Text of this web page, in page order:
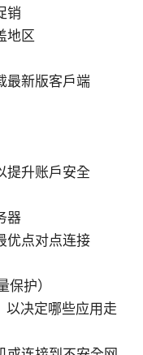
销
地区
最新版客户端
提升账户安全
器
优点对点连接
护）
决定哪些应用走